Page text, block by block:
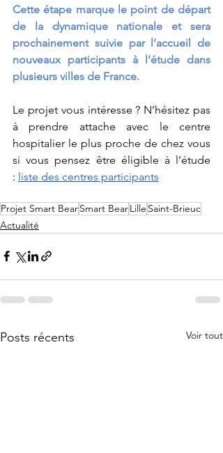
Cette étape marque le point de départ
de la dynamique nationale et sera
prochainement suivie par l’accueil de
nouveaux participants à l’étude dans
plusieurs villes de France.
Le projet vous intéresse ? N’hésitez pas
à prendre attache avec le centre
hospitalier le plus proche de chez vous
si vous pensez être éligible à l’étude
: liste des centres participants
Projet Smart BearSmart BearLille Saint-Brieuc
Actualité
Posts récents Voir tout